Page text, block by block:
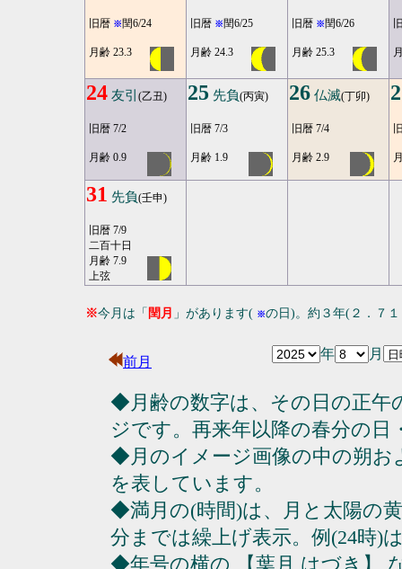
旧暦 ※閏6/24
月齢 23.3
旧暦 ※閏6/25
月齢 24.3
旧暦 ※閏6/26
月齢 25.3
24 友引 (乙丑)
旧暦 7/2
月齢 0.9
25 先負(丙寅)
旧暦 7/3
月齢 1.9
26 仏滅(丁卯)
旧暦 7/4
月齢 2.9
31 先負(壬申)
旧暦 7/9
二百十日
月齢 7.9
上弦
※今月は「 閏月 」があります( ※の日)。約３年(２．７
前月
年 月
◆月齢の数字は、その日の正午
ジです。再来年以降の春分の日
◆月のイメージ画像の中の朔
を表しています。
◆満月の(時間)は、月と太陽の
分までは繰上げ表示。例(24時)
◆年号の横の 【葉月 はづき】